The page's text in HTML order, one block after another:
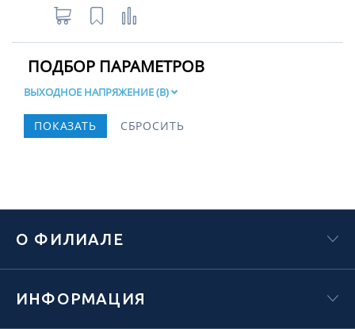
ПОДБОР ПАРАМЕТРОВ
ВЫХОДНОЕ НАПРЯЖЕНИЕ (В)
О ФИЛИАЛЕ
ИНФОРМАЦИЯ